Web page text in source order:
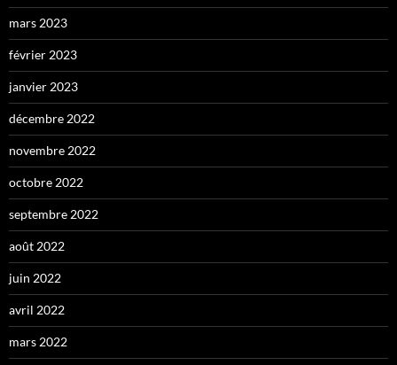
mars 2023
février 2023
janvier 2023
décembre 2022
novembre 2022
octobre 2022
septembre 2022
août 2022
juin 2022
avril 2022
mars 2022